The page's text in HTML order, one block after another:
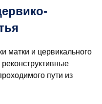
матки и цервикального
пути из